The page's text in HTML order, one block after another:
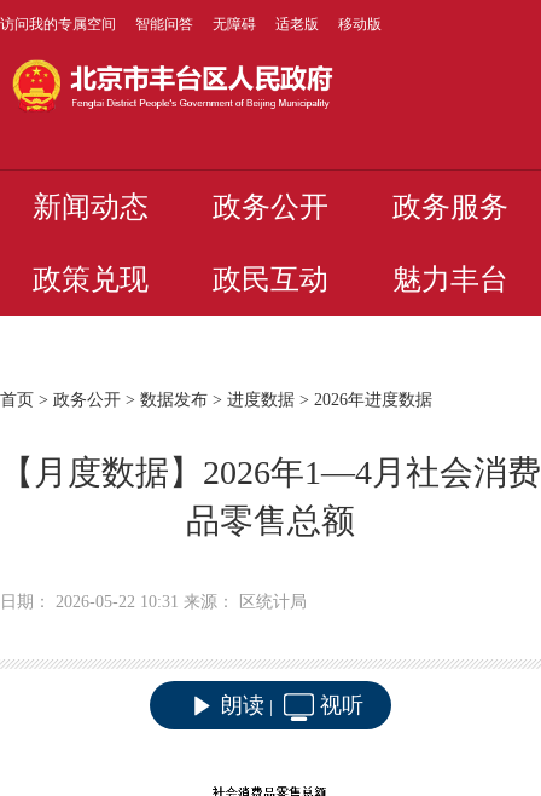
访问我的专属空间 智能问答 无障碍 适老版 移动版
新闻动态 政务公开 政务服务
政策兑现 政民互动 魅力丰台
首页 > 政务公开 > 数据发布 > 进度数据 > 2026年进度数据
【月度数据】2026年1—4月社会消费
品零售总额
日期： 2026-05-22 10:31 来源： 区统计局
朗读 视听